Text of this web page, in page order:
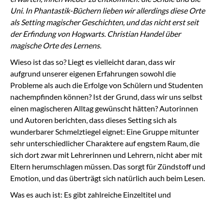
Uni. In Phantastik-Büchern lieben wir allerdings diese Orte
als Setting magischer Geschichten, und das nicht erst seit
der Erfindung von Hogwarts. Christian Handel über
magische Orte des Lernens.
Wieso ist das so? Liegt es vielleicht daran, dass wir
aufgrund unserer eigenen Erfahrungen sowohl die
Probleme als auch die Erfolge von Schülern und Studenten
nachempfinden können? Ist der Grund, dass wir uns selbst
einen magischeren Alltag gewünscht hätten? Autorinnen
und Autoren berichten, dass dieses Setting sich als
wunderbarer Schmelztiegel eignet: Eine Gruppe mitunter
sehr unterschiedlicher Charaktere auf engstem Raum, die
sich dort zwar mit Lehrerinnen und Lehrern, nicht aber mit
Eltern herumschlagen müssen. Das sorgt für Zündstoff und
Emotion, und das überträgt sich natürlich auch beim Lesen.
Was es auch ist: Es gibt zahlreiche Einzeltitel und